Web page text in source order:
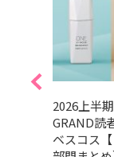
2026上半
GRAND読
ベスコス